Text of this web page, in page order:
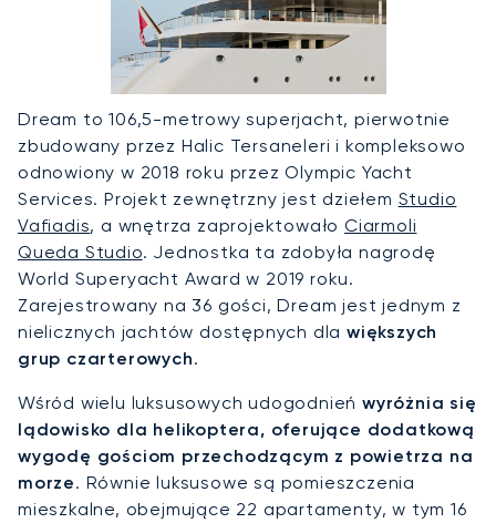
Dream to 106,5-metrowy superjacht, pierwotnie
zbudowany przez Halic Tersaneleri i kompleksowo
odnowiony w 2018 roku przez Olympic Yacht
Services. Projekt zewnętrzny jest dziełem Studio
Vafiadis, a wnętrza zaprojektowałoCiarmoli
Queda Studio. Jednostka ta zdobyła nagrodę
World Superyacht Award w 2019 roku.
Zarejestrowany na 36 gości, Dream jest jednym z
nielicznych jachtów dostępnych dla większych
grup czarterowych.
Wśród wielu luksusowych udogodnień wyróżnia się
lądowisko dla helikoptera, oferujące dodatkową
wygodę gościom przechodzącym z powietrza na
morze. Równie luksusowe są pomieszczenia
mieszkalne, obejmujące 22 apartamenty, w tym 16